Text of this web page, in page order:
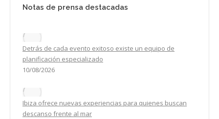
Notas de prensa destacadas
Detrás de cada evento exitoso existe un equipo de
planificación especializado
10/08/2026
Ibiza ofrece nuevas experiencias para quienes buscan
descanso frente al mar